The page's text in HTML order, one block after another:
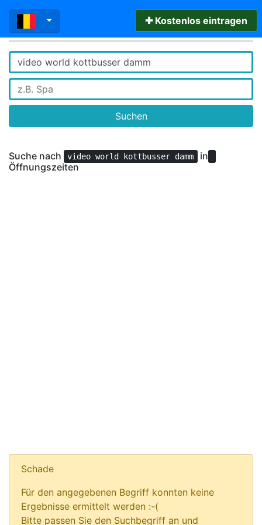
✚ Kostenlos eintragen
Suchen
Suche nach video world kottbusser damm
in
Öffnungszeiten
Schade
Für den angegebenen Begriff konnten keine
Ergebnisse ermittelt werden :-(
Bitte passen Sie den Suchbegriff an und